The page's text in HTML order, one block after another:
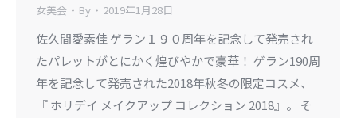
女美会 By 2019年1月28日
佐久間愛素佳 ゲラン１９０周年を記念して発売され
たパレットがとにかく煌びやかで豪華！ ゲラン190周
年を記念して発売された2018年秋冬の限定コスメ、
『 ホリデイ メイクアップ コレクション 2018』。 そ